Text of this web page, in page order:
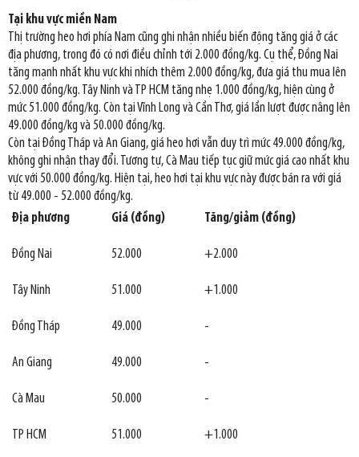
Tại khu vực miền Nam
Thị trường heo hơi phía Nam cũng ghi nhận nhiều biến động tăng giá ở các
địa phương, trong đó có nơi điều chỉnh tới 2.000 đồng/kg. Cụ thể, Đồng Nai
tăng mạnh nhất khu vực khi nhích thêm 2.000 đồng/kg, đưa giá thu mua lên
52.000 đồng/kg. Tây Ninh và TP HCM tăng nhẹ 1.000 đồng/kg, hiện cùng ở
mức 51.000 đồng/kg. Còn tại Vĩnh Long và Cần Thơ, giá lần lượt được nâng lên
49.000 đồng/kg và 50.000 đồng/kg.
Còn tại Đồng Tháp và An Giang, giá heo hơi vẫn duy trì mức 49.000 đồng/kg,
không ghi nhận thay đổi. Tương tự, Cà Mau tiếp tục giữ mức giá cao nhất khu
vực với 50.000 đồng/kg. Hiện tại, heo hơi tại khu vực này được bán ra với giá
từ 49.000 - 52.000 đồng/kg.
Địa phương
Giá (đồng) Tăng/giảm (đồng)
Đồng Nai 52.000 +2.000
Tây Ninh 51.000 +1.000
Đồng Tháp 49.000 -
An Giang 49.000 -
Cà Mau 50.000 -
TP HCM 51.000 +1.000